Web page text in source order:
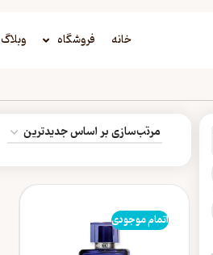
خانه فروشگاه وبلاگ
اتمام موجودی